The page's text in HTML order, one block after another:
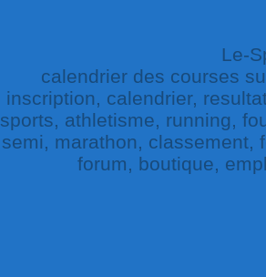
Le-
calendrier des courses
inscription, calendrier,
sports, athletisme, running,
semi, marathon, classement,
forum, boutique,